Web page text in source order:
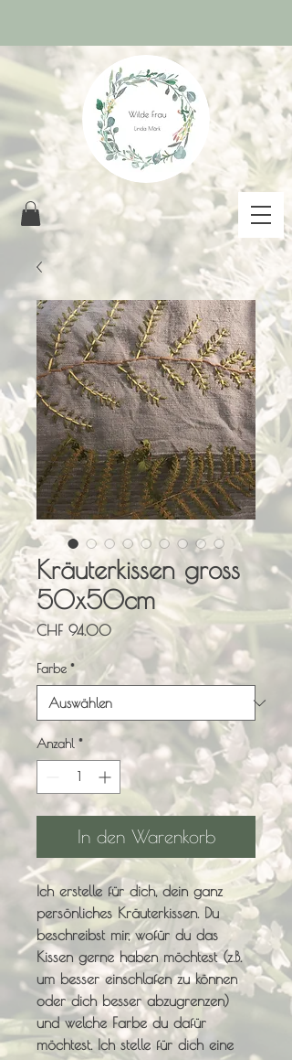
Kräuterkissen gross
50x50cm
CHF 94.00Preis
Farbe *
Anzahl *
In den Warenkorb
Ich erstelle für dich, dein ganz
persönliches Kräuterkissen. Du
beschreibst mir, wofür du das
Kissen gerne haben möchtest (z.B.
um besser einschlafen zu können
oder dich besser abzugrenzen)
und welche Farbe du dafür
möchtest. Ich stelle für dich eine